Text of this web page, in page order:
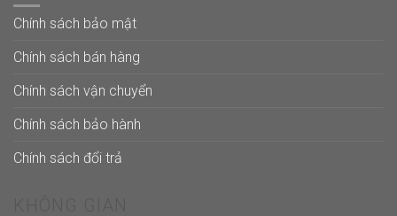
Chính sách bảo mật
Chính sách bán hàng
Chính sách vận chuyển
Chính sách bảo hành
Chính sách đổi trả